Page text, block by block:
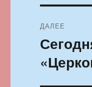
ДАЛЕЕ
Следующая